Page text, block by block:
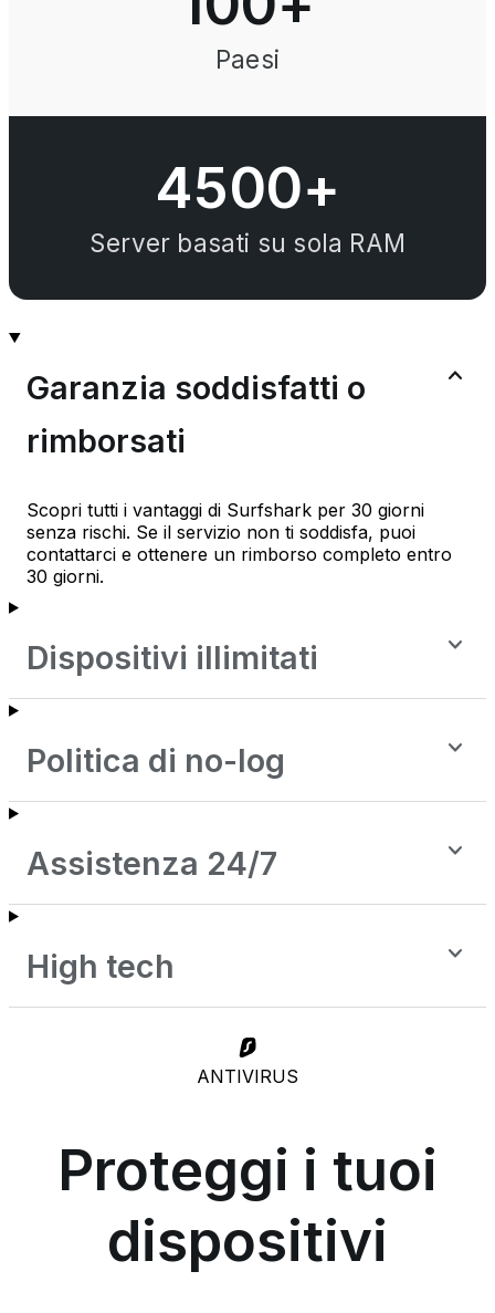
Paesi
4500+
Server basati su sola RAM
Garanzia soddisfatti o
rimborsati
Scopri tutti i vantaggi di Surfshark per 30 giorni
senza rischi. Se il servizio non ti soddisfa, puoi
contattarci e ottenere un rimborso completo entro
30 giorni.
Dispositivi illimitati
Politica di no-log
Assistenza 24/7
High tech
ANTIVIRUS
Proteggi i tuoi
dispositivi